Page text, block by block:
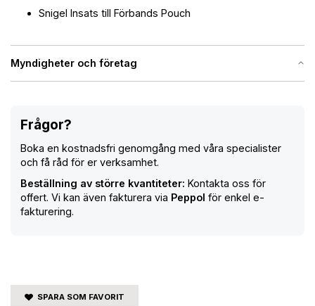
Myndigheter och företag
Snigel Insats till Förbands Pouch
Frågor?
Boka en kostnadsfri genomgång med våra specialister
och få råd för er verksamhet.
Beställning av större kvantiteter: Kontakta oss för
offert. Vi kan även fakturera via Peppol för enkel e-
fakturering.
SPARA SOM FAVORIT